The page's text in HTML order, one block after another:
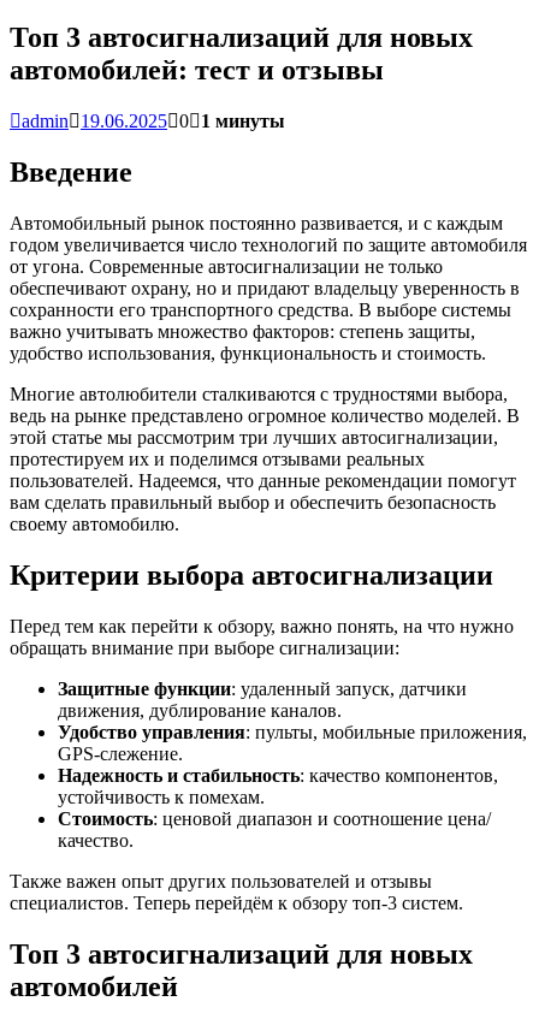
Топ 3 автосигнализаций для новых
автомобилей: тест и отзывы
admin 19.06.2025 0 1 минуты
Введение
Автомобильный рынок постоянно развивается, и с каждым
годом увеличивается число технологий по защите автомобиля
от угона. Современные автосигнализации не только
обеспечивают охрану, но и придают владельцу уверенность в
сохранности его транспортного средства. В выборе системы
важно учитывать множество факторов: степень защиты,
удобство использования, функциональность и стоимость.
Многие автолюбители сталкиваются с трудностями выбора,
ведь на рынке представлено огромное количество моделей. В
этой статье мы рассмотрим три лучших автосигнализации,
протестируем их и поделимся отзывами реальных
пользователей. Надеемся, что данные рекомендации помогут
вам сделать правильный выбор и обеспечить безопасность
своему автомобилю.
Критерии выбора автосигнализации
Перед тем как перейти к обзору, важно понять, на что нужно
обращать внимание при выборе сигнализации:
Защитные функции: удаленный запуск, датчики
движения, дублирование каналов.
Удобство управления: пульты, мобильные приложения,
GPS-слежение.
Надежность и стабильность: качество компонентов,
устойчивость к помехам.
Стоимость: ценовой диапазон и соотношение цена/
качество.
Также важен опыт других пользователей и отзывы
специалистов. Теперь перейдём к обзору топ-3 систем.
Топ 3 автосигнализаций для новых
автомобилей